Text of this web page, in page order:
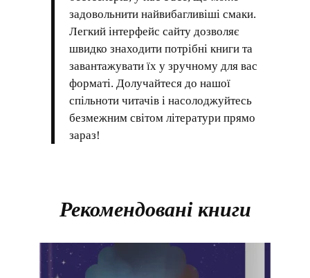
задовольнити найвибагливіші смаки.
Легкий інтерфейс сайту дозволяє
швидко знаходити потрібні книги та
завантажувати їх у зручному для вас
форматі. Долучайтеся до нашої
спільноти читачів і насолоджуйтесь
безмежним світом літератури прямо
зараз!
Рекомендовані книги